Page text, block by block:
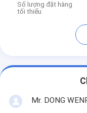
Số lượng đặt hàng
tối thiểu
Mr. DONG